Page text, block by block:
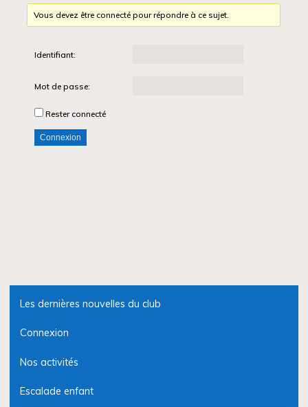
Vous devez être connecté pour répondre à ce sujet.
Identifiant:
Mot de passe:
Rester connecté
Connexion
Les dernières nouvelles du club
Connexion
Nos activités
Escalade enfant